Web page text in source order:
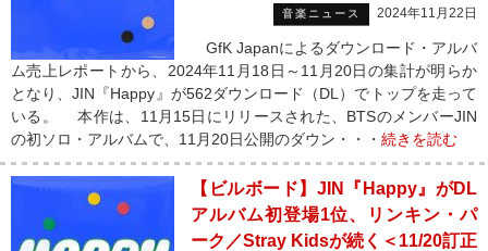
音楽ニュース 2024年11月22日
GfK Japanによるダウンロード・アルバ
ム売上レポートから、2024年11月18日～11月20日の集計が明らか
となり、JIN『Happy』が562ダウンロード（DL）でトップを走って
いる。 本作は、11月15日にリリースされた、BTSのメンバーJIN
の初ソロ・アルバムで、11月20日公開のダウン・・・ 続きを読む
【ビルボード】JIN『Happy』がDL
アルバム初登場1位、リンキン・パ
ーク／Stray Kidsが続く＜11/20訂正